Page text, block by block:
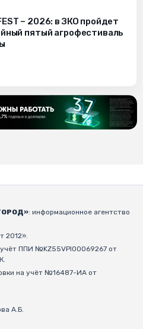
– 2026: в ЗКО пройдет
пятый агрофестиваль
: информационное агентство
2012».
учёт ППИ №KZ55VPI00069267 от
на учёт №16487-ИА от
А.Б.